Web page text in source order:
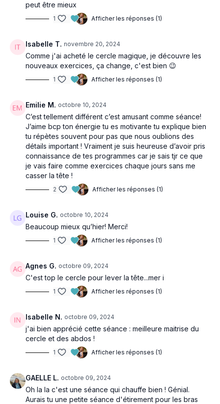
peut être mieux
1 Afficher les réponses (1)
Isabelle T. novembre 20, 2024
Comme j'ai acheté le cercle magique, je découvre les
nouveaux exercices, ça change, c'est bien 😉
1 Afficher les réponses (1)
Emilie M. octobre 10, 2024
C’est tellement différent c’est amusant comme séance!
J’aime bcp ton énergie tu es motivante tu explique bien
tu répètes souvent pour pas que nous oublions des
détails important ! Vraiment je suis heureuse d’avoir pris
connaissance de tes programmes car je sais tjr ce que
je vais faire comme exercices chaque jours sans me
casser la tête !
2 Afficher les réponses (1)
Louise G. octobre 10, 2024
Beaucoup mieux qu’hier! Merci!
1 Afficher les réponses (1)
Agnes G. octobre 09, 2024
C'est top le cercle pour lever la tête...mer i
1 Afficher les réponses (1)
Isabelle N. octobre 09, 2024
j'ai bien apprécié cette séance : meilleure maitrise du
cercle et des abdos !
1 Afficher les réponses (1)
GAELLE L. octobre 09, 2024
Oh la la c'est une séance qui chauffe bien ! Génial.
Aurais tu une petite séance d'étirement pour les bras